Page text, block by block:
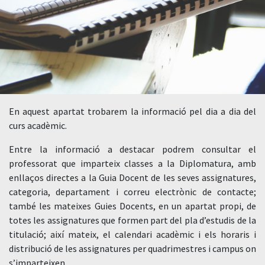
En aquest apartat trobarem la informació pel dia a dia del
curs acadèmic.
Entre la informació a destacar podrem consultar el
professorat que imparteix classes a la Diplomatura, amb
enllaços directes a la Guia Docent de les seves assignatures,
categoria, departament i correu electrònic de contacte;
també les mateixes Guies Docents, en un apartat propi, de
totes les assignatures que formen part del pla d’estudis de la
titulació; així mateix, el calendari acadèmic i els horaris i
distribució de les assignatures per quadrimestres i campus on
s’imparteixen.